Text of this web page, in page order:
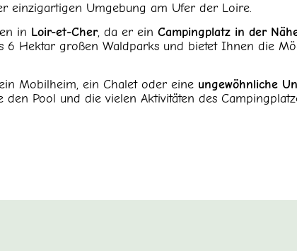
einzigartigen Umgebung am Ufer der Loire.
in Loir-et-Cher, da er ein Campingplatz in der
Hektar großen Waldparks und bietet Ihnen die
Mobilheim, ein Chalet oder eine ungewöhnliche
Pool und die vielen Aktivitäten des